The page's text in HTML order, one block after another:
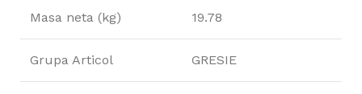
Masa neta (kg) 19.78
Grupa Articol GRESIE